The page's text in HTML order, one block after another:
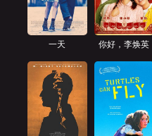
一天 你好，李焕英